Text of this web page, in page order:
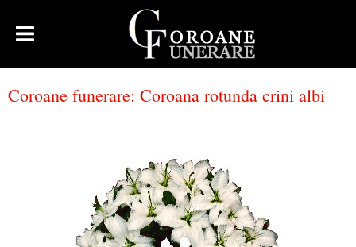
Coroane funerare: Coroana rotunda crini albi